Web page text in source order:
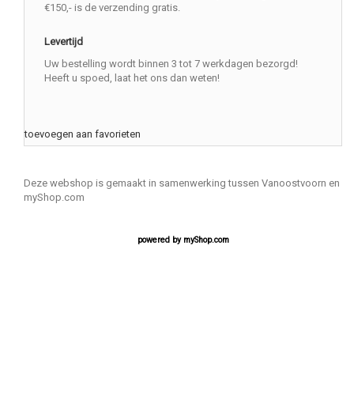
€150,- is de verzending gratis.
Levertijd
Uw bestelling wordt binnen 3 tot 7 werkdagen bezorgd!
Heeft u spoed, laat het ons dan weten!
toevoegen aan favorieten
Deze webshop is gemaakt in samenwerking tussen Vanoostvoorn en
myShop.com
powered by myShop.com